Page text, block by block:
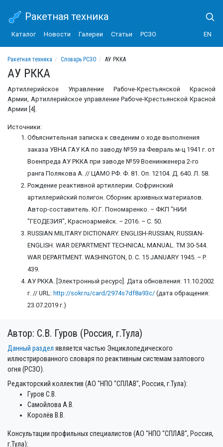
Ракетная техника
Каталог Новости Галереи Статьи РСЗО EN
Ракетная техника Словарь РСЗО АУ РККА
АУ РККА
Артиллерийское Управление Рабоче-Крестьянской Красной
Армии, Артиллерийское управление Рабоче-Крестьянской Красной
Армии [4].
Источники:
Объяснительная записка к сведеним о ходе выполнения
заказа УВНА ГАУ КА по заводу №59 за Февраль м-ц 1941 г. от
Военпреда АУ РККА при заводе №59 Военинженера 2-го
ранга Полякова А. // ЦАМО РФ. Ф. 81. Оп. 12104. Д. 640. Л. 58.
Рождение реактивной артиллерии. Софринский
артиллерийский полигон. Сборник архивных материалов.
Автор-составитель. Ю.Г. Пономаренко. – ФКП "НИИ
"ГЕОДЕЗИЯ", Красноармейск. – 2016. – С. 50.
RUSSIAN MILITARY DICTIONARY. ENGLISH-RUSSIAN, RUSSIAN-
ENGLISH. WAR DEPARTMENT TECHNICAL MANUAL. TM 30-544.
WAR DEPARTMENT. WASHINGTON, D. C. 15 JANUARY 1945. – P.
439.
АУ РККА. [Электронный ресурс]. Дата обновления: 11.10.2002
г. // URL: http://sokr.ru/card/2974s7df8a93c/ (дата обращения:
23.07.2019 г.)
Автор: С.В. Гуров (Россия, г.Тула)
Данный раздел является частью Энциклопедического
иллюстрированного словаря по реактивным системам залпового
огня (РСЗО).
Редакторский коллектив (АО "НПО "СПЛАВ", Россия, г.Тула):
Гуров С.В.
Самойлова А.В.
Королёв В.В.
Консультации профильных специалистов (АО "НПО "СПЛАВ", Россия,
г.Тула):